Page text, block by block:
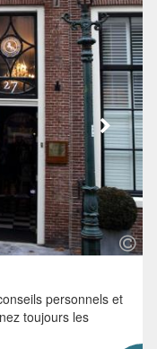
personnels et
toujours les